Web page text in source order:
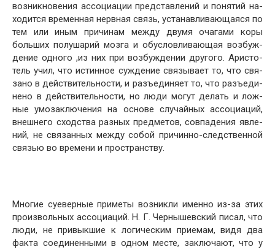
возникновения ассоциации представлений и понятий на­
ходится временная нервная связь, устанавливающаяся по
тем или иным причинам между двумя очагами коры
больших полушарий мозга и обусловливающая возбуж­
дение одного ,из них при возбуждении другого. Аристо­
тель учил, что истинное суждение связывает то, что свя­
зано в действительности, и разъединяет то, что разъеди­
нено в действительности, но люди могут делать и лож­
ные умозаключения на основе случайных ассоциаций,
внешнего сходства разных предметов, совпадения явле­
ний, не связанных между собой причинно-следственной
связью во времени и пространству.
Многие суеверные приметы возникли именно из-за этих
произвольных ассоциаций. Н. Г. Чернышевский писал, что
люди, не привыкшие к логическим приемам, видя два
факта соединенными в одном месте, заключают, что у